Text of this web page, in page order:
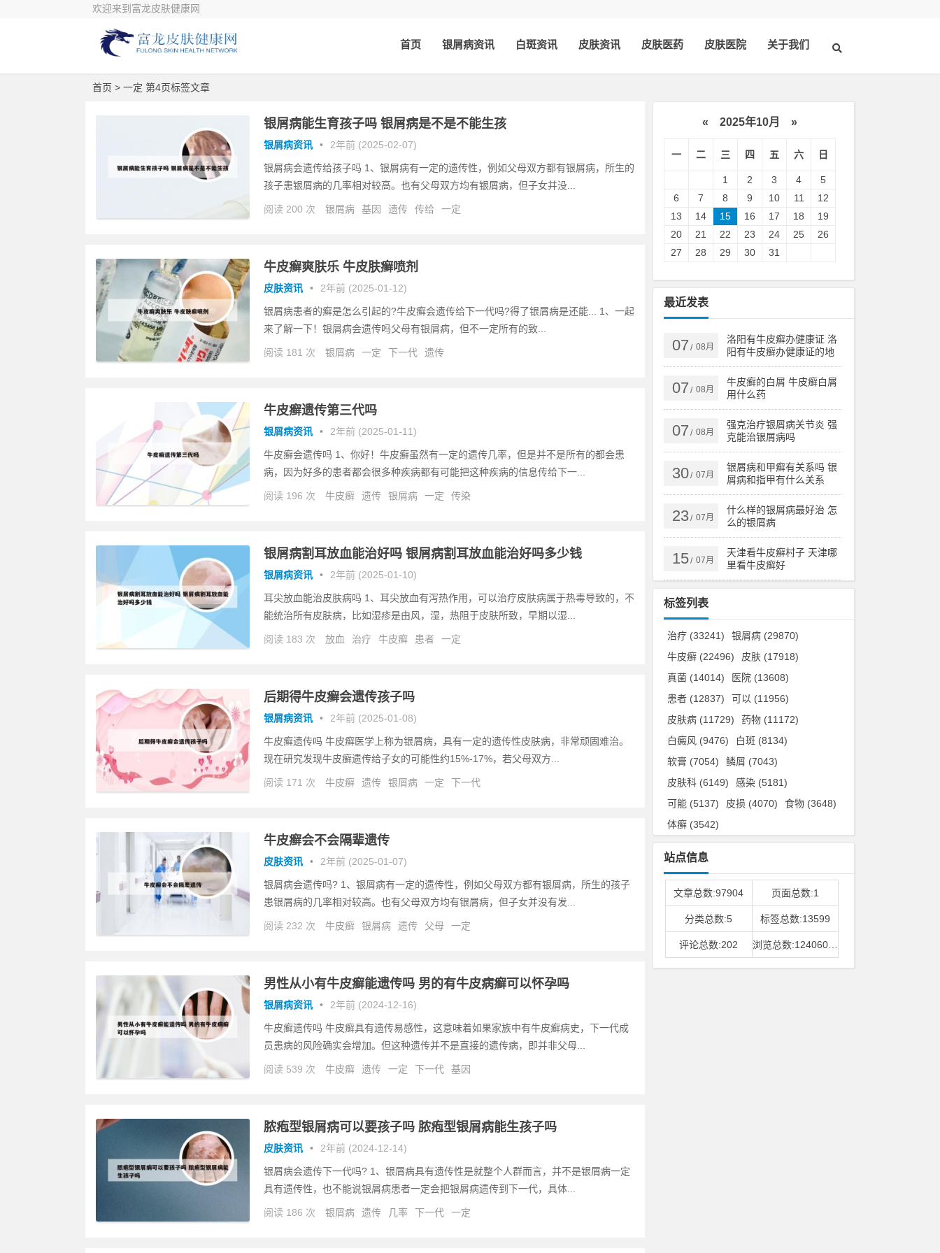
欢迎来到富龙皮肤健康网
首页 银屑病资讯 白斑资讯 皮肤资讯 皮肤医药 皮肤医院 关于我们
首页 > 一定 第4页标签文章
银屑病能生育孩子吗 银屑病是不是不能生孩
银屑病资讯 • 2年前 (2025-02-07)
银屑病会遗传给孩子吗 1、银屑病有一定的遗传性，例如父母双方都有银屑病，所生的
孩子患银屑病的几率相对较高。也有父母双方均有银屑病，但子女并没...
阅读 200 次 银屑病 基因 遗传 传给 一定
牛皮癣爽肤乐 牛皮肤癣喷剂
皮肤资讯 • 2年前 (2025-01-12)
银屑病患者的癣是怎么引起的?牛皮癣会遗传给下一代吗?得了银屑病是还能... 1、一起
来了解一下！银屑病会遗传吗父母有银屑病，但不一定所有的致...
阅读 181 次 银屑病 一定 下一代 遗传
牛皮癣遗传第三代吗
银屑病资讯 • 2年前 (2025-01-11)
牛皮癣会遗传吗 1、你好！牛皮癣虽然有一定的遗传几率，但是并不是所有的都会患
病，因为好多的患者都会很多种疾病都有可能把这种疾病的信息传给下一...
阅读 196 次 牛皮癣 遗传 银屑病 一定 传染
银屑病割耳放血能治好吗 银屑病割耳放血能治好吗多少钱
银屑病资讯 • 2年前 (2025-01-10)
耳尖放血能治皮肤病吗 1、耳尖放血有泻热作用，可以治疗皮肤病属于热毒导致的，不
能统治所有皮肤病，比如湿疹是由风，湿，热阻于皮肤所致，早期以湿...
阅读 183 次 放血 治疗 牛皮癣 患者 一定
后期得牛皮癣会遗传孩子吗
银屑病资讯 • 2年前 (2025-01-08)
牛皮癣遗传吗 牛皮癣医学上称为银屑病，具有一定的遗传性皮肤病，非常顽固难治。
现在研究发现牛皮癣遗传给子女的可能性约15%-17%，若父母双方...
阅读 171 次 牛皮癣 遗传 银屑病 一定 下一代
牛皮癣会不会隔辈遗传
皮肤资讯 • 2年前 (2025-01-07)
银屑病会遗传吗? 1、银屑病有一定的遗传性，例如父母双方都有银屑病，所生的孩子
患银屑病的几率相对较高。也有父母双方均有银屑病，但子女并没有发...
阅读 232 次 牛皮癣 银屑病 遗传 父母 一定
男性从小有牛皮癣能遗传吗 男的有牛皮病癣可以怀孕吗
银屑病资讯 • 2年前 (2024-12-16)
牛皮癣遗传吗 牛皮癣具有遗传易感性，这意味着如果家族中有牛皮癣病史，下一代成
员患病的风险确实会增加。但这种遗传并不是直接的遗传病，即并非父母...
阅读 539 次 牛皮癣 遗传 一定 下一代 基因
脓疱型银屑病可以要孩子吗 脓疱型银屑病能生孩子吗
皮肤资讯 • 2年前 (2024-12-14)
银屑病会遗传下一代吗? 1、银屑病具有遗传性是就整个人群而言，并不是银屑病一定
具有遗传性，也不能说银屑病患者一定会把银屑病遗传到下一代，具体...
阅读 186 次 银屑病 遗传 几率 下一代 一定
« 2025年10月 »
一 二 三 四 五 六 日
1 2 3 4
5
6
7 8 9 10 11
12
13
14 15 16 17 18
19
20
21 22 23 24 25
26
27
28 29 30 31
最近发表
07 / 08月
洛阳有牛皮癣办健康证 洛
阳有牛皮癣办健康证的地
方吗
07 / 08月
牛皮癣的白屑 牛皮癣白屑
用什么药
07 / 08月
强克治疗银屑病关节炎 强
克能治银屑病吗
30/ 07月
银屑病和甲癣有关系吗 银
屑病和指甲有什么关系
23/ 07月
什么样的银屑病最好治 怎
么的银屑病
15/ 07月
天津看牛皮癣村子 天津哪
里看牛皮癣好
标签列表
治疗 (33241) 银屑病 (29870)
牛皮癣 (22496) 皮肤 (17918)
真菌 (14014) 医院 (13608)
患者 (12837) 可以 (11956)
皮肤病 (11729) 药物 (11172)
白癜风 (9476) 白斑 (8134)
软膏 (7054) 鳞屑 (7043)
皮肤科 (6149) 感染 (5181)
可能 (5137) 皮损 (4070) 食物 (3648)
体癣 (3542)
站点信息
文章总数:97904 页面总数:1
分类总数:5 标签总数:13599
评论总数:202 浏览总数:12406006